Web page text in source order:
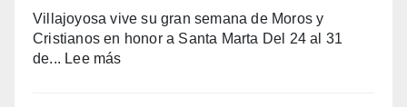
y
emoción
Villajoyosa vive su gran semana de Moros y
Cristianos en honor a Santa Marta Del 24 al 31
de... Lee más: